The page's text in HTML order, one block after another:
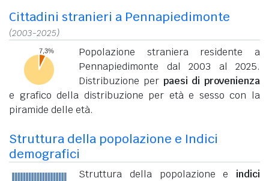
Cittadini stranieri a Pennapiedimonte
(2003-2025)
Popolazione straniera residente a
Pennapiedimonte dal 2003 al 2025.
Distribuzione per paesi di provenienza
e grafico della distribuzione per età e sesso con la
piramide delle età.
Struttura della popolazione e Indici
demografici
Struttura della popolazione e indici